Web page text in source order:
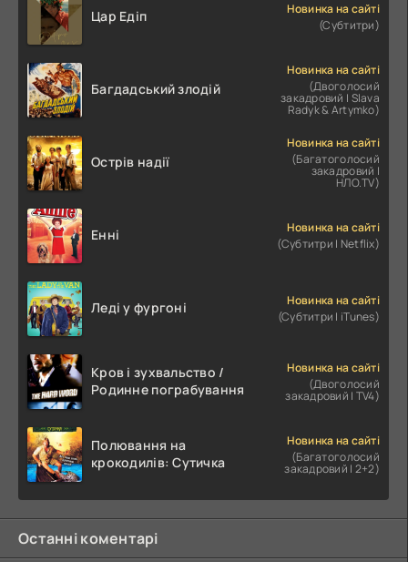
Цар Едіп
Новинка на сайті
(Субтитри)
Багдадський злодій
Новинка на сайті
(Двоголосий
закадровий | Slava
Radyk & Artymko)
Острів надії
Новинка на сайті
(Багатоголосий
закадровий |
НЛО.TV)
Енні
Новинка на сайті
(Субтитри | Netflix)
Леді у фургоні
Новинка на сайті
(Субтитри | iTunes)
Кров і зухвальство /
Родинне пограбування
Новинка на сайті
(Двоголосий
закадровий | TV4)
Полювання на
крокодилів: Сутичка
Новинка на сайті
(Багатоголосий
закадровий | 2+2)
Останні коментарі